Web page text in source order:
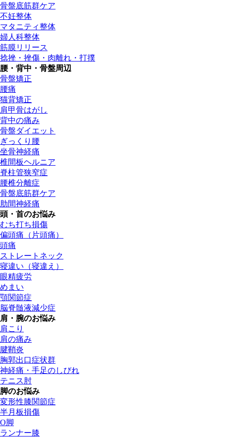
骨盤底筋群ケア
不妊整体
マタニティ整体
婦人科整体
筋膜リリース
捻挫・挫傷・肉離れ・打撲
腰・背中・骨盤周辺
骨盤矯正
腰痛
猫背矯正
肩甲骨はがし
背中の痛み
骨盤ダイエット
ぎっくり腰
坐骨神経痛
椎間板ヘルニア
脊柱管狭窄症
腰椎分離症
骨盤底筋群ケア
肋間神経痛
頭・首のお悩み
むち打ち損傷
偏頭痛（片頭痛）
頭痛
ストレートネック
寝違い（寝違え）
眼精疲労
めまい
顎関節症
脳脊髄液減少症
肩・腕のお悩み
肩こり
肩の痛み
腱鞘炎
胸郭出口症状群
神経痛・手足のしびれ
テニス肘
脚のお悩み
変形性膝関節症
半月板損傷
O脚
ランナー膝